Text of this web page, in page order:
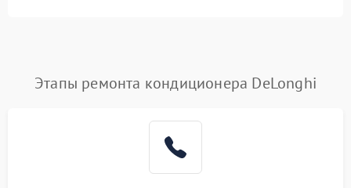
Этапы ремонта кондиционера DeLonghi